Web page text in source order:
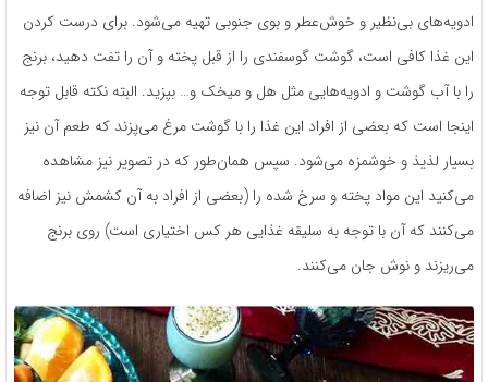
ادویه‌های بی‌نظیر و خوش‌عطر و بوی جنوبی تهیه می‌شود. برای درست کردن
این غذا کافی است، گوشت گوسفندی را از قبل پخته و آن را تفت دهید، برنج
را با آب گوشت و ادویه‌هایی مثل هل و میخک و… بپزید. البته نکته قابل توجه
اینجا است که بعضی از افراد این غذا را با گوشت مرغ می‌پزند که طعم آن نیز
بسیار لذیذ و خوشمزه می‌شود. سپس همان‌طور که در تصویر نیز مشاهده
می‌کنید این مواد پخته و سرخ شده را (بعضی از افراد به آن کشمش نیز اضافه
می‌کنند که آن با توجه به سلیقه غذایی هر کس اختیاری است) روی برنج
می‌ریزند و نوش جان می‌کنند.